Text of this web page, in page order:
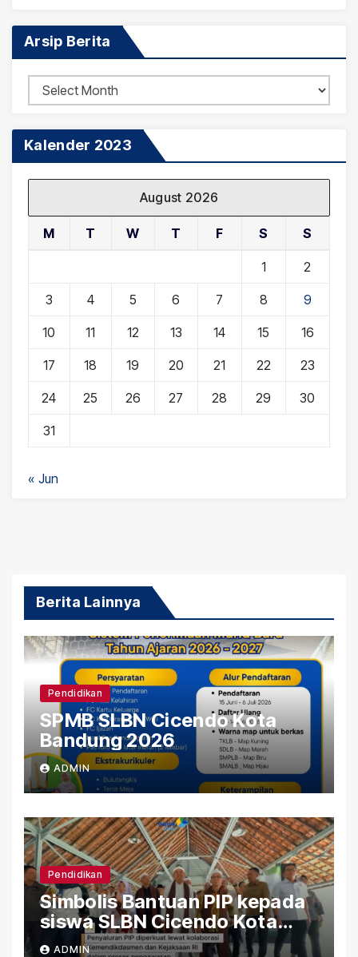
Arsip Berita
Arsip
Berita
Kalender 2023
August 2026
M T W T F S S
1 2
3 4 5 6 7 8 9
10 11 12 13 14 15 16
17 18 19 20 21 22 23
24 25 26 27 28 29 30
31
« Jun
Berita Lainnya
Pendidikan
SPMB SLBN Cicendo Kota
Bandung 2026
ADMIN
Pendidikan
Simbolis Bantuan PIP kepada
siswa SLBN Cicendo Kota
Bandung
ADMIN